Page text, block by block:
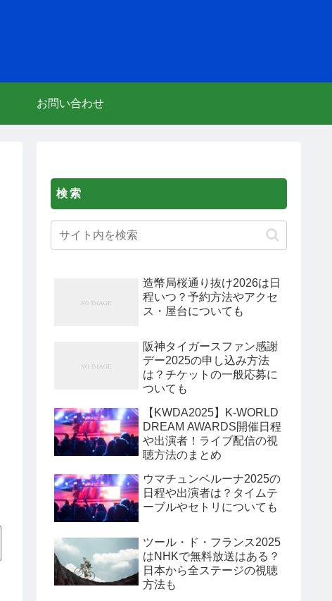
お問い合わせ
検索
造幣局桜通り抜け2026は日
程いつ？予約方法やアクセ
ス・屋台についても
阪神タイガースファン感謝
デー2025の申し込み方法
は？チケットの一般応募に
ついても
【KWDA2025】K-WORLD
DREAM AWARDS開催日程
や出演者！ライブ配信の視
聴方法のまとめ
ウマチュンベルーナ2025の
日程や出演者は？タイムテ
ーブルやセトリについても
ツール・ド・フランス2025
はNHKで無料放送はある？
日本から全ステージの視聴
方法も